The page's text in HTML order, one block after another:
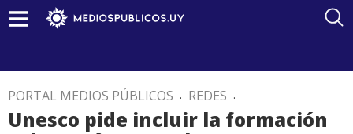
PORTAL MEDIOS PÚBLICOS . REDES .
Unesco pide incluir la formación